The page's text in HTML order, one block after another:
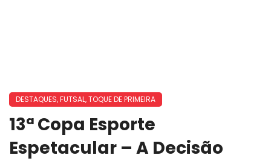
DESTAQUES,FUTSAL,TOQUE DE PRIMEIRA
13ª Copa Esporte
Espetacular – A Decisão